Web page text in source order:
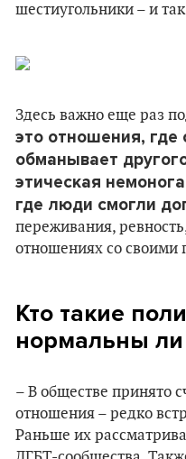
шестиугольники – и
Здесь важно еще раз
это отношения, где
обманывает
этическая
где люди смогли
переживания,
отношениях со своими
Кто такие
нормальны
– В обществе принято
отношения – редко
Раньше их